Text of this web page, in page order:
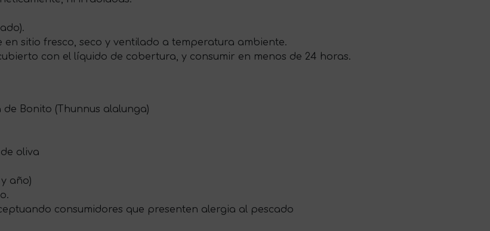
sitio fresco, seco y ventilado a temperatura ambiente.
con el líquido de cobertura, y consumir en menos de 24 horas.
de Bonito (Thunnus alalunga)
oliva
año)
consumidores que presenten alergia al pescado